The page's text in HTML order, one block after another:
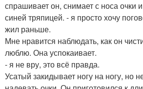
спрашивает он, снимает с носа очки
синей тряпицей. - я просто хочу
жил раньше.
Мне нравится наблюдать, как он
люблю. Она успокаивает.
- я не вру, это всё правда.
Усатый закидывает ногу на ногу, но